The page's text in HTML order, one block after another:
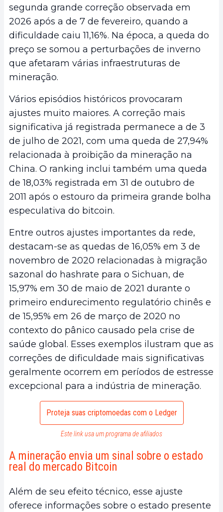
segunda grande correção observada em
2026 após a de 7 de fevereiro, quando a
dificuldade caiu 11,16%. Na época, a queda do
preço se somou a perturbações de inverno
que afetaram várias infraestruturas de
mineração.
Vários episódios históricos provocaram
ajustes muito maiores. A correção mais
significativa já registrada permanece a de 3
de julho de 2021, com uma queda de 27,94%
relacionada à proibição da mineração na
China. O ranking inclui também uma queda
de 18,03% registrada em 31 de outubro de
2011 após o estouro da primeira grande bolha
especulativa do bitcoin.
Entre outros ajustes importantes da rede,
destacam-se as quedas de 16,05% em 3 de
novembro de 2020 relacionadas à migração
sazonal do hashrate para o Sichuan, de
15,97% em 30 de maio de 2021 durante o
primeiro endurecimento regulatório chinês e
de 15,95% em 26 de março de 2020 no
contexto do pânico causado pela crise de
saúde global. Esses exemplos ilustram que as
correções de dificuldade mais significativas
geralmente ocorrem em períodos de estresse
excepcional para a indústria de mineração.
Proteja suas criptomoedas com o Ledger
Este link usa um programa de afiliados
A mineração envia um sinal sobre o estado
real do mercado Bitcoin
Além de seu efeito técnico, esse ajuste
oferece informações sobre o estado presente